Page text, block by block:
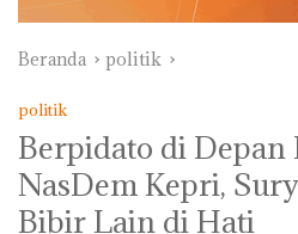
Beranda politik
politik
Berpidato di Depan
NasDem Kepri,
Bibir Lain di Hati